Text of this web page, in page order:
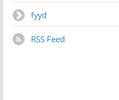
fyyd
RSS Feed